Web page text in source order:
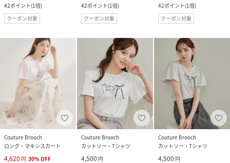
42ポイント(1倍)
クーポン対象
42ポイント(1倍)
クーポン対象
42ポイント(1倍)
クーポン対象
Couture Brooch
ロング・マキシスカート
4,620 円 30%OFF
Couture Brooch
カットソー・Tシャツ
4,500 円
Couture Brooch
カットソー・Tシャツ
4,500 円